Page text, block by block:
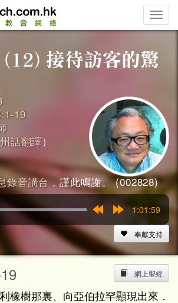
Toggle
19
話翻譯）
錄音講台，謹此鳴謝。 (002828)
15s
15s
1:01:59
奉獻支持
網上聖經
橡樹那裏、向亞伯拉罕顯現出來．